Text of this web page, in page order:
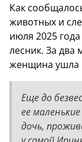
Как
животных и
июля 2025
лесник. За два
женщина ушла
Еще до
ее
дочь,